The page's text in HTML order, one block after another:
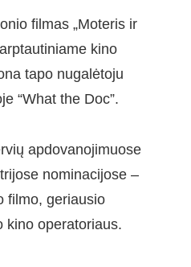
filmas „Moteris ir
kino
tapo nugalėtoju
“What the Doc”.
apdovanojimuose
nominacijose –
filmo, geriausio
kino operatoriaus.